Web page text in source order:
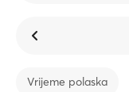
Vrijeme polaska